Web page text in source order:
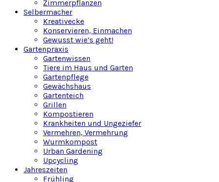
Zimmerpflanzen
Selbermacher
Kreativecke
Konservieren, Einmachen
Gewusst wie’s geht!
Gartenpraxis
Gartenwissen
Tiere im Haus und Garten
Gartenpflege
Gewächshaus
Gartenteich
Grillen
Kompostieren
Krankheiten und Ungeziefer
Vermehren, Vermehrung
Wurmkompost
Urban Gardening
Upcycling
Jahreszeiten
Frühling